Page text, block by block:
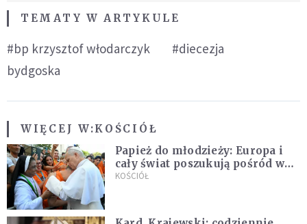
TEMATY W ARTYKULE
#bp krzysztof włodarczyk
#diecezja
bydgoska
WIĘCEJ W:KOŚCIÓŁ
Papież do młodzieży: Europa i
cały świat poszukują pośród was
nowych świętych
KOŚCIÓŁ